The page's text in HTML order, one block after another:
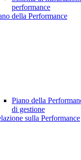
performance
della Performance
Piano della
di gestione
sulla Performance